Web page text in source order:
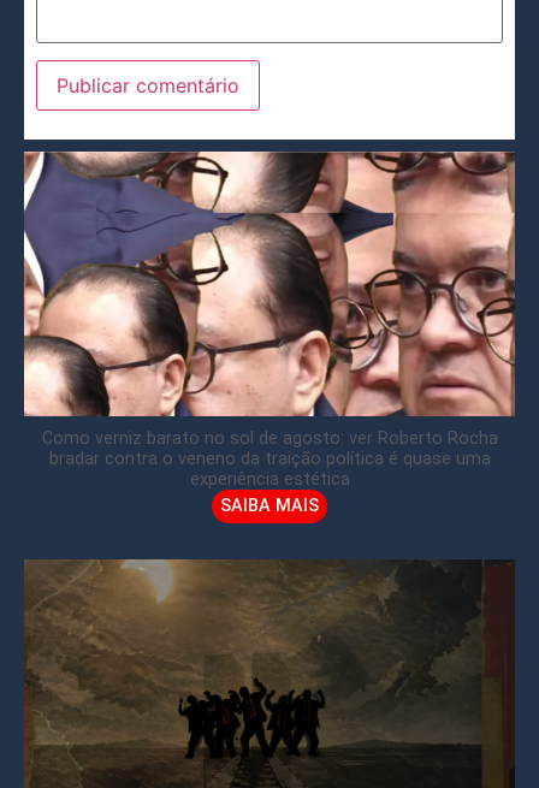
Como verniz barato no sol de agosto: ver Roberto Rocha
bradar contra o veneno da traição política é quase uma
experiência estética
SAIBA MAIS